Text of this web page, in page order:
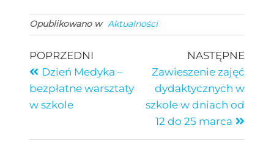
Opublikowano w Aktualności
POPRZEDNI
Dzień Medyka –
bezpłatne warsztaty
w szkole
NASTĘPNE
Zawieszenie zajęć
dydaktycznych w
szkole w dniach od
12 do 25 marca